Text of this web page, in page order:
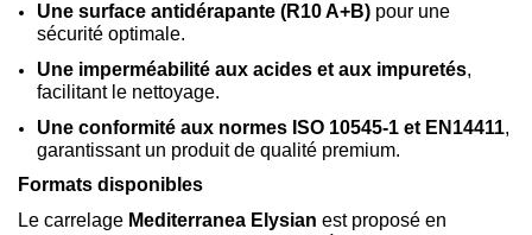
Une surface antidérapante (R10 A+B) pour une
sécurité optimale.
Une imperméabilité aux acides et aux impuretés,
facilitant le nettoyage.
Une conformité aux normes ISO 10545-1 et EN14411,
garantissant un produit de qualité premium.
Formats disponibles
Le carrelage Mediterranea Elysian est proposé en